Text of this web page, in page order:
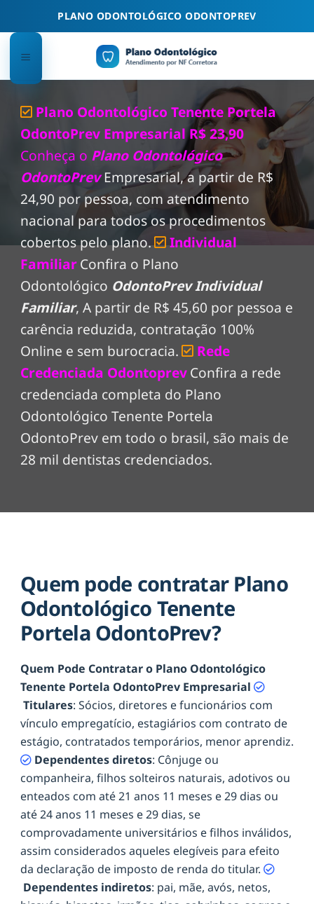
PLANO ODONTOLÓGICO ODONTOPREV
Plano Odontológico Tenente Portela
OdontoPrev Empresarial R$ 23,90
Conheça o Plano Odontológico
OdontoPrev Empresarial, a partir de R$
24,90 por pessoa, com atendimento
nacional para todos os procedimentos
cobertos pelo plano.
Individual
FamiliarConfira o Plano
Odontológico OdontoPrev Individual
Familiar, A partir de R$ 45,60 por pessoa e
carência reduzida, contratação 100%
Online e sem burocracia.
Rede
Credenciada OdontoprevConfira a rede
credenciada completa do Plano
Odontológico Tenente Portela
OdontoPrev em todo o brasil, são mais de
28 mil dentistas credenciados.
Quem pode contratar Plano
Odontológico Tenente
Portela OdontoPrev?
Quem Pode Contratar o Plano Odontológico
Tenente Portela OdontoPrev Empresarial
Titulares: Sócios, diretores e funcionários com
vínculo empregatício, estagiários com contrato de
estágio, contratados temporários, menor aprendiz.
Dependentes diretos: Cônjuge ou
companheira, filhos solteiros naturais, adotivos ou
enteados com até 21 anos 11 meses e 29 dias ou
até 24 anos 11 meses e 29 dias, se
comprovadamente universitários e filhos inválidos,
assim considerados aqueles elegíveis para efeito
da declaração de imposto de renda do titular.
Dependentes indiretos: pai, mãe, avós, netos,